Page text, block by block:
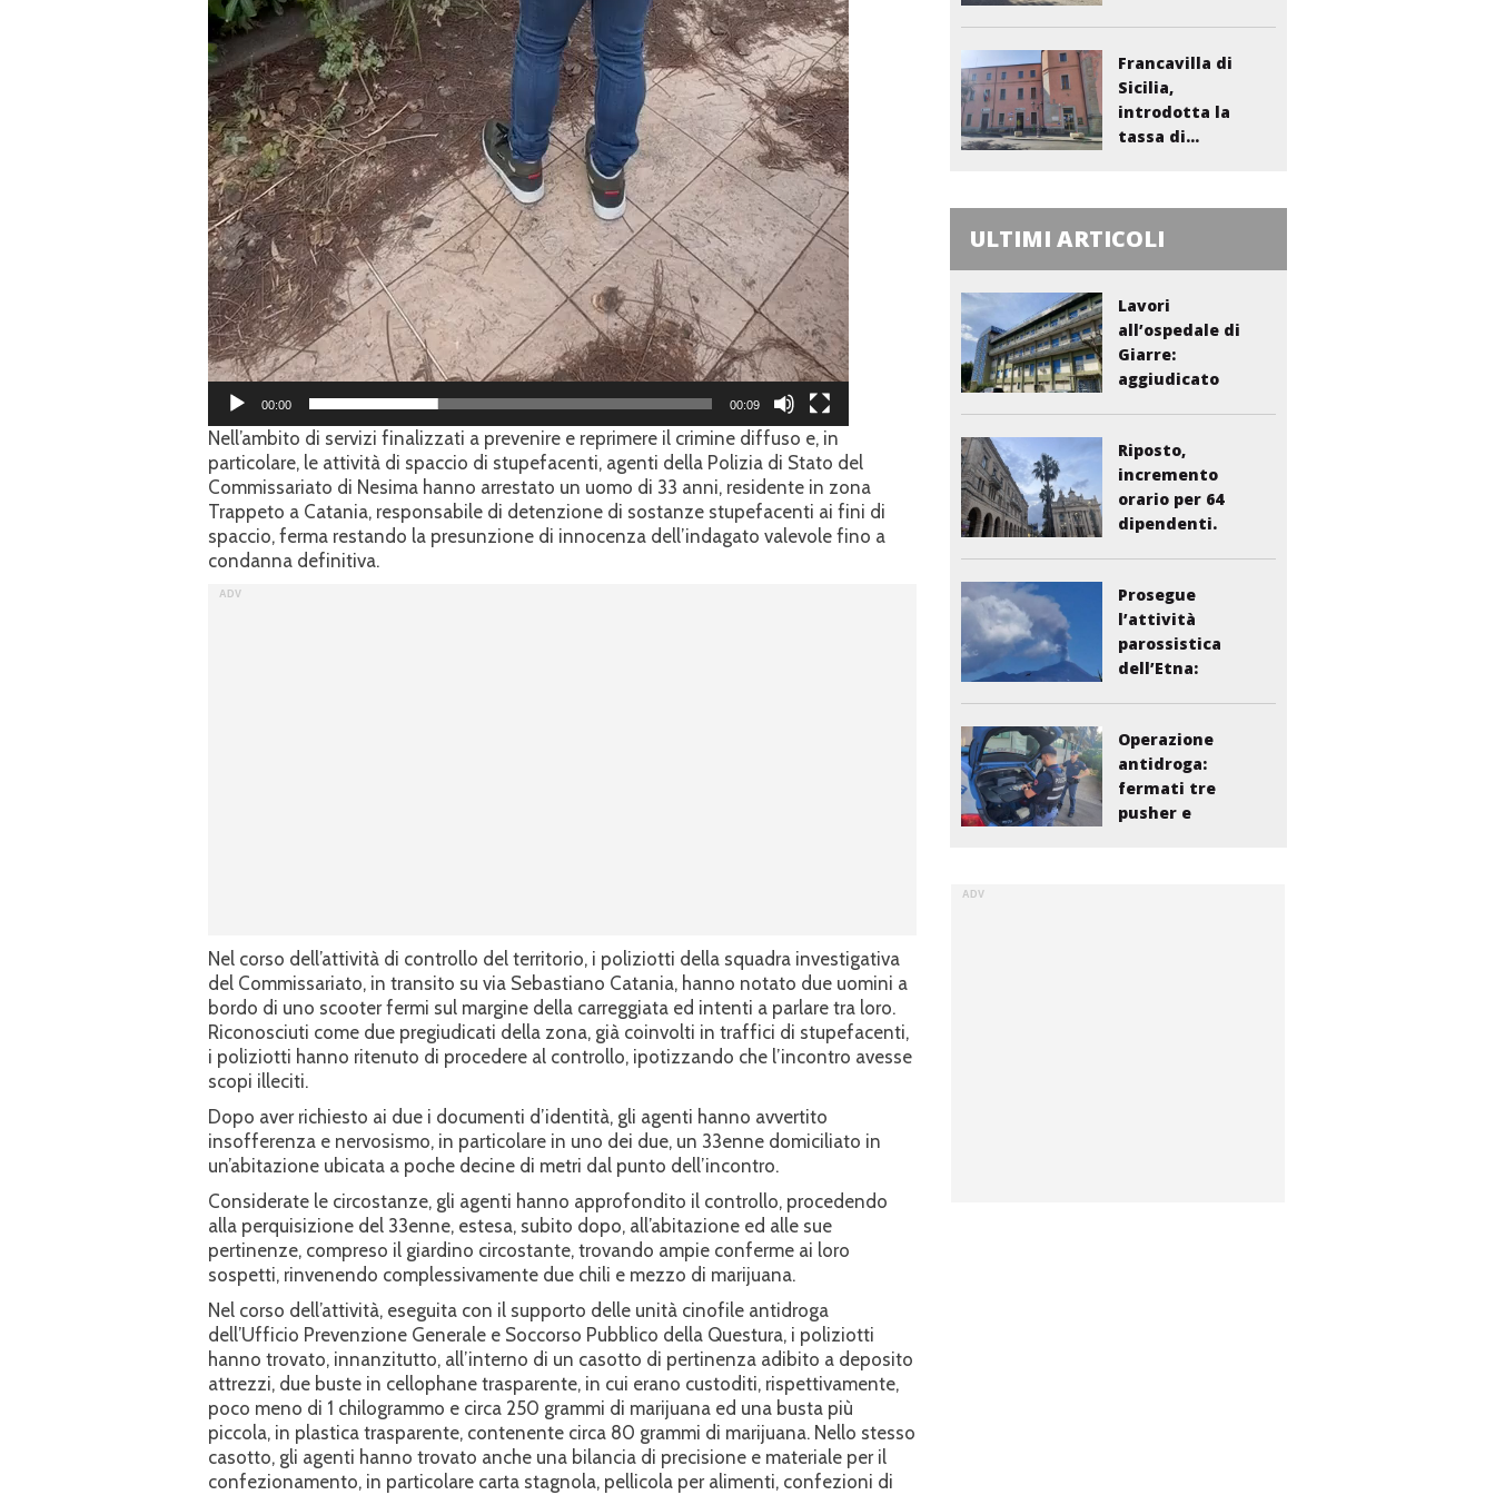
00:00 00:09
Nell’ambito di servizi finalizzati a prevenire e reprimere il crimine diffuso e, in
particolare, le attività di spaccio di stupefacenti, agenti della Polizia di Stato del
Commissariato di Nesima hanno arrestato un uomo di 33 anni, residente in zona
Trappeto a Catania, responsabile di detenzione di sostanze stupefacenti ai fini di
spaccio, ferma restando la presunzione di innocenza dell’indagato valevole fino a
condanna definitiva.
Nel corso dell’attività di controllo del territorio, i poliziotti della squadra investigativa
del Commissariato, in transito su via Sebastiano Catania, hanno notato due uomini a
bordo di uno scooter fermi sul margine della carreggiata ed intenti a parlare tra loro.
Riconosciuti come due pregiudicati della zona, già coinvolti in traffici di stupefacenti,
i poliziotti hanno ritenuto di procedere al controllo, ipotizzando che l’incontro avesse
scopi illeciti.
Dopo aver richiesto ai due i documenti d’identità, gli agenti hanno avvertito
insofferenza e nervosismo, in particolare in uno dei due, un 33enne domiciliato in
un’abitazione ubicata a poche decine di metri dal punto dell’incontro.
Considerate le circostanze, gli agenti hanno approfondito il controllo, procedendo
alla perquisizione del 33enne, estesa, subito dopo, all’abitazione ed alle sue
pertinenze, compreso il giardino circostante, trovando ampie conferme ai loro
sospetti, rinvenendo complessivamente due chili e mezzo di marijuana.
Nel corso dell’attività, eseguita con il supporto delle unità cinofile antidroga
dell’Ufficio Prevenzione Generale e Soccorso Pubblico della Questura, i poliziotti
hanno trovato, innanzitutto, all’interno di un casotto di pertinenza adibito a deposito
attrezzi, due buste in cellophane trasparente, in cui erano custoditi, rispettivamente,
poco meno di 1 chilogrammo e circa 250 grammi di marijuana ed una busta più
piccola, in plastica trasparente, contenente circa 80 grammi di marijuana. Nello stesso
casotto, gli agenti hanno trovato anche una bilancia di precisione e materiale per il
confezionamento, in particolare carta stagnola, pellicola per alimenti, confezioni di
Francavilla di
Sicilia,
introdotta la
tassa di...
ULTIMI ARTICOLI
Lavori
all’ospedale di
Giarre:
aggiudicato
Riposto,
incremento
orario per 64
dipendenti.
Prosegue
l’attività
parossistica
dell’Etna:
Operazione
antidroga:
fermati tre
pusher e